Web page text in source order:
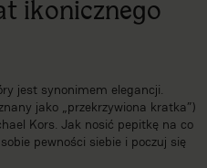
ikonicznego
jest synonimem elegancji.
jako „przekrzywiona kratka”)
Kors. Jak nosić pepitkę na co
pewności siebie i poczuj się